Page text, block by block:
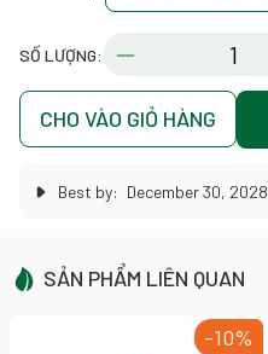
SỐ LƯỢNG:
CHO VÀO GIỎ HÀNG
Best by: December 30, 2028
SẢN PHẨM LIÊN QUAN
-10%